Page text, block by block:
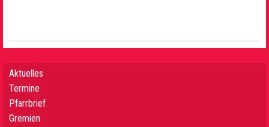
Aktuelles
Termine
Pfarrbrief
Gremien